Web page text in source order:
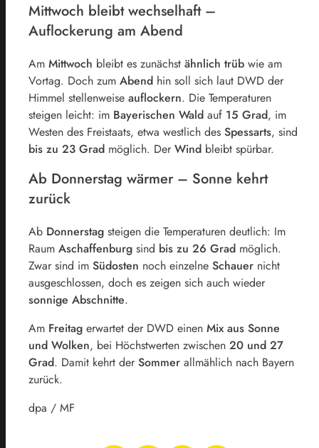
Mittwoch bleibt wechselhaft –
Auflockerung am Abend
Am Mittwoch bleibt es zunächst ähnlich trüb wie am
Vortag. Doch zum Abend hin soll sich laut DWD der
Himmel stellenweise auflockern. Die Temperaturen
steigen leicht: im Bayerischen Wald auf 15 Grad, im
Westen des Freistaats, etwa westlich des Spessarts, sind
bis zu 23 Grad möglich. Der Wind bleibt spürbar.
Ab Donnerstag wärmer – Sonne kehrt
zurück
Ab Donnerstag steigen die Temperaturen deutlich: Im
Raum Aschaffenburg sind bis zu 26 Grad möglich.
Zwar sind im Südosten noch einzelne Schauer nicht
ausgeschlossen, doch es zeigen sich auch wieder
sonnige Abschnitte.
Am Freitag erwartet der DWD einen Mix aus Sonne
und Wolken, bei Höchstwerten zwischen 20 und 27
Grad. Damit kehrt der Sommer allmählich nach Bayern
zurück.
dpa / MF